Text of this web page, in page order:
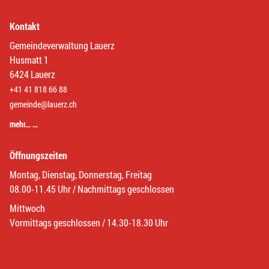
Kontakt
Gemeindeverwaltung Lauerz
Husmatt 1
6424 Lauerz
+41 41 818 66 88
gemeinde@lauerz.ch
mehr… …
Öffnungszeiten
Montag, Dienstag, Donnerstag, Freitag
08.00-11.45 Uhr / Nachmittags geschlossen
Mittwoch
Vormittags geschlossen / 14.30-18.30 Uhr